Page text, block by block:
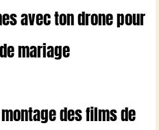
avec ton drone pour
mariage
des films de